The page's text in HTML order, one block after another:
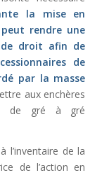
la mise en
rendre une
de droit afin de
de
par la masse
aux enchères
de gré à gré
l’inventaire de la
de l’action en